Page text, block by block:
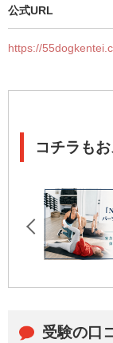
公式URL
https://
コチラも
受験の口